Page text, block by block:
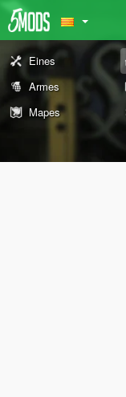
Eines
Armes
Mapes